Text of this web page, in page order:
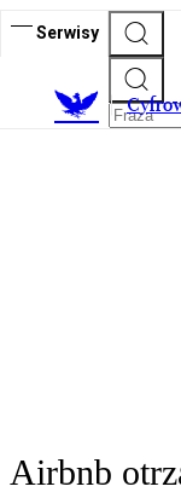
Serwisy
C
Airbnb